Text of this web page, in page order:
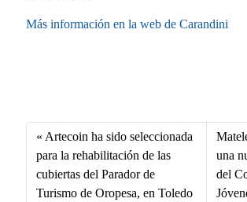
Más información en la web de Carandini
bo
ok
ed
In
ail ts
pp
Artecoin ha sido seleccionada
para la rehabilitación de las
cubiertas del Parador de
Turismo de Oropesa, en Toledo
una
del